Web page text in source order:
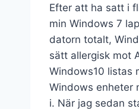
Efter att ha satt i
min Windows 7
datorn totalt,
sätt allergisk mot
Windows10 listas
Windows enheter
i. När jag sedan